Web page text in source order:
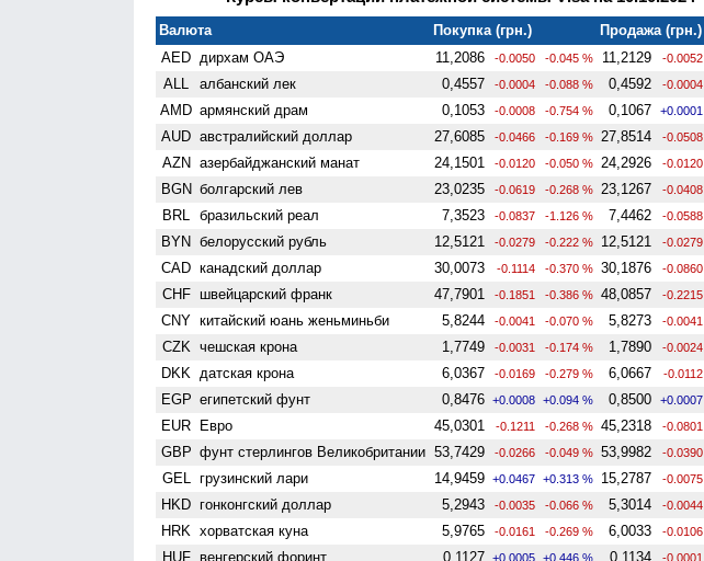
Валюта Покупка (грн.)
Продажа (грн.)
AED дирхам ОАЭ 11,2086 -0.0050 -0.045 % 11,2129 -0.0052
ALL албанский лек 0,4557 -0.0004 -0.088 % 0,4592 -0.0004
AMD армянский драм 0,1053 -0.0008 -0.754 % 0,1067 +0.0001
AUD австралийский доллар 27,6085 -0.0466 -0.169 % 27,8514 -0.0508
AZN азербайджанский манат 24,1501 -0.0120 -0.050 % 24,2926 -0.0120
BGN болгарский лев 23,0235 -0.0619 -0.268 % 23,1267 -0.0408
BRL бразильский реал 7,3523 -0.0837 -1.126 % 7,4462 -0.0588
BYN белорусский рубль 12,5121 -0.0279 -0.222 % 12,5121 -0.0279
CAD канадский доллар 30,0073 -0.1114 -0.370 % 30,1876 -0.0860
CHF швейцарский франк 47,7901 -0.1851 -0.386 % 48,0857 -0.2215
CNY китайский юань женьминьби 5,8244 -0.0041 -0.070 % 5,8273 -0.0041
CZK чешская крона 1,7749 -0.0031 -0.174 % 1,7890 -0.0024
DKK датская крона 6,0367 -0.0169 -0.279 % 6,0667 -0.0112
EGP египетский фунт 0,8476 +0.0008 +0.094 % 0,8500 +0.0007
EUR Евро 45,0301 -0.1211 -0.268 % 45,2318 -0.0801
GBP фунт стерлингов Велико­британии 53,7429 -0.0266 -0.049 % 53,9982 -0.0390
GEL грузинский лари 14,9459 +0.0467 +0.313 % 15,2787 -0.0075
HKD гонконгский доллар 5,2943 -0.0035 -0.066 % 5,3014 -0.0044
HRK хорватская куна 5,9765 -0.0161 -0.269 % 6,0033 -0.0106
HUF венгерский форинт 0,1127 +0.0005 +0.446 % 0,1134 -0.0001